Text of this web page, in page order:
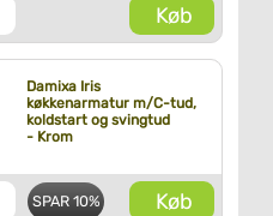
Køb
Damixa Iris
køkkenarmatur m/C-tud,
koldstart og svingtud
- Krom
SPAR 10% Køb